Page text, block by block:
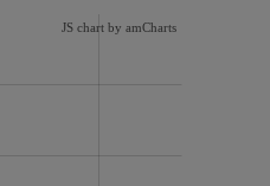
JS chart by amCharts